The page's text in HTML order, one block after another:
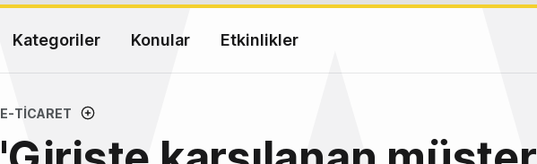
Kategoriler Konular Etkinlikler
E-TICARET